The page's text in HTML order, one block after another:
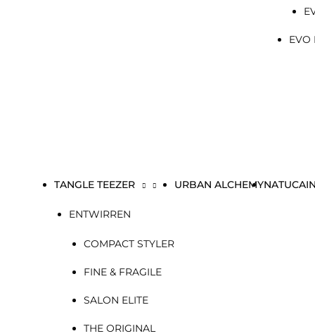
EVO
TANGLE TEEZER
ENTWIRREN
COMPACT STYLER
FINE & FRAGILE
SALON ELITE
THE ORIGINAL
URBAN ALCHEMYNATUCAIN